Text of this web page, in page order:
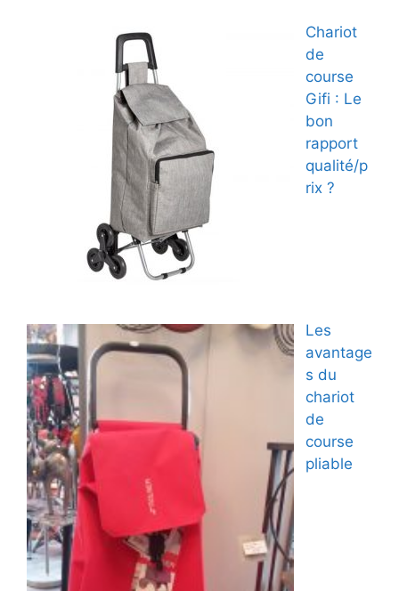
Chariot
de
course
Gifi : Le
bon
rapport
qualité/p
rix ?
Les
avantage
s du
chariot
de
course
pliable